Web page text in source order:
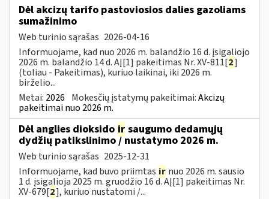
Dėl akcizų tarifo pastoviosios dalies gazoliams
sumažinimo
Web turinio sąrašas 2026-04-16
Informuojame, kad nuo 2026 m. balandžio 16 d. įsigaliojo
2026 m. balandžio 14 d. AĮ[1] pakeitimas Nr. XV-811[2]
(toliau - Pakeitimas), kuriuo laikinai, iki 2026 m.
birželio...
Metai: 2026 Mokesčių įstatymų pakeitimai:Akcizų
pakeitimai nuo 2026 m.
Dėl anglies dioksido ir saugumo dedamųjų
dydžių patikslinimo / nustatymo 2026 m.
Web turinio sąrašas 2025-12-31
Informuojame, kad buvo priimtas ir nuo 2026 m. sausio
1 d. įsigalioja 2025 m. gruodžio 16 d. AĮ[1] pakeitimas Nr.
XV-679[2], kuriuo nustatomi /...